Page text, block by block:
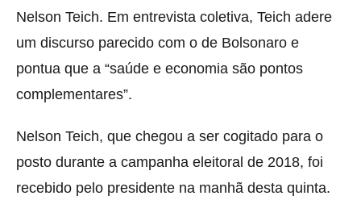
Nelson Teich. Em entrevista coletiva, Teich adere
um discurso parecido com o de Bolsonaro e
pontua que a “saúde e economia são pontos
complementares”.
Nelson Teich, que chegou a ser cogitado para o
posto durante a campanha eleitoral de 2018, foi
recebido pelo presidente na manhã desta quinta.